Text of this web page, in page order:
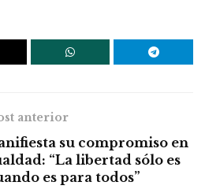
anterior
su compromiso en
“La libertad sólo es
es para todos”